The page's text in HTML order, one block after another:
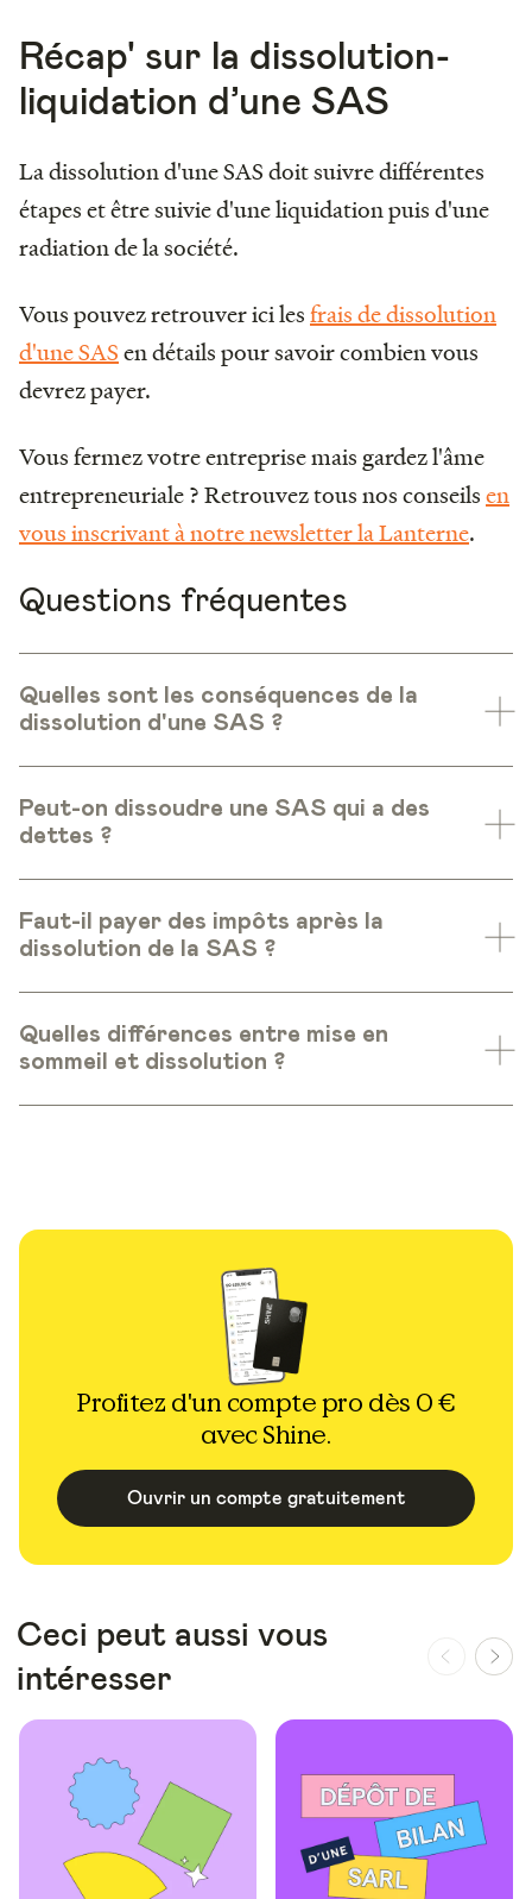
Récap' sur la dissolution-
liquidation d’une SAS
La dissolution d'une SAS doit suivre différentes
étapes et être suivie d'une liquidation puis d'une
radiation de la société.
Vous pouvez retrouver ici lesfrais de dissolution
d'une SASen détails pour savoir combien vous
devrez payer.
Vous fermez votre entreprise mais gardez l'âme
entrepreneuriale ? Retrouvez tous nos conseilsen
vous inscrivant à notre newsletter la Lanterne.
Questions fréquentes
Quelles sont les conséquences de la
dissolution d'une SAS ?
Peut-on dissoudre une SAS qui a des
dettes ?
Faut-il payer des impôts après la
dissolution de la SAS ?
Quelles différences entre mise en
sommeil et dissolution ?
Profitez d'un compte pro dès 0 €
avec Shine.
Ouvrir un compte gratuitement
Ceci peut aussi vous
intéresser